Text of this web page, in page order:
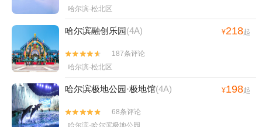
哈尔滨·松北区
哈尔滨融创乐园(4A) ¥218起


187条评论
哈尔滨·松北区
哈尔滨极地公园·极地馆(4A) ¥198起


68条评论